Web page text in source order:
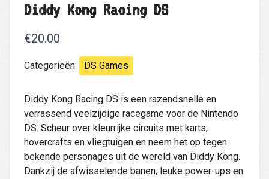
Diddy Kong Racing DS
€20.00
Categorieën: DS Games
Diddy Kong Racing DS is een razendsnelle en
verrassend veelzijdige racegame voor de Nintendo
DS. Scheur over kleurrijke circuits met karts,
hovercrafts en vliegtuigen en neem het op tegen
bekende personages uit de wereld van Diddy Kong.
Dankzij de afwisselende banen, leuke power-ups en